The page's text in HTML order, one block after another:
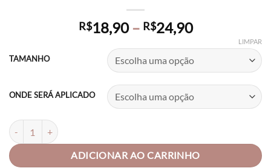
R$18,90 – R$24,90Price
R$18,90
through
R$24,90
TAMANHO
ONDE SERÁ APLICADO
LIMPAR
LAÇO DE CABELO BOUTIQUE ROSA BORDADO quantidade
ADICIONAR AO CARRINHO